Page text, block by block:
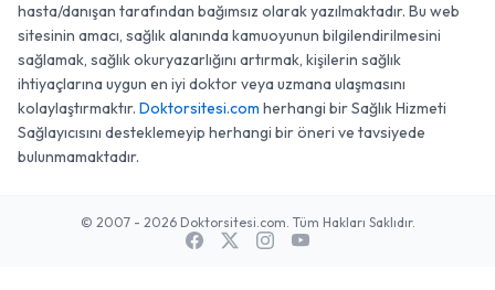
hasta/danışan tarafından bağımsız olarak yazılmaktadır. Bu web
sitesinin amacı, sağlık alanında kamuoyunun bilgilendirilmesini
sağlamak, sağlık okuryazarlığını artırmak, kişilerin sağlık
ihtiyaçlarına uygun en iyi doktor veya uzmana ulaşmasını
kolaylaştırmaktır. Doktorsitesi.com herhangi bir Sağlık Hizmeti
Sağlayıcısını desteklemeyip herhangi bir öneri ve tavsiyede
bulunmamaktadır.
© 2007 - 2026 Doktorsitesi.com. Tüm Hakları Saklıdır.